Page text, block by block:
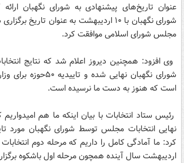
عنوان تاریخ‌های پیشنهادی به شورای نگهبان
شورای نگهبان با ۱۰ اردیبهشت به عنوان تاریخ
مجلس شورای اسلامی موافقت کرد.
شورای نگهبان نهایی شده
است که هنوز به دست ما نرسیده است.
رئیس ستاد انتخابات با بیان اینکه ما هم
نهایی انتخابات مجلس توسط شورای نگهبان مورد
اردیبهشت سال آینده همچون مرحله اول باشکوه